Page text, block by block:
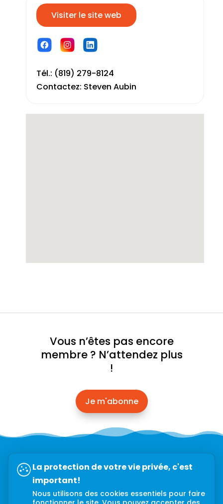
Visiter le site web
Tél.: (819) 279-8124
Contactez: Steven Aubin
Vous n’êtes pas encore
membre ? N’attendez plus
!
Je m'abonne
Abonnez-vous à l’infolettre →
La protection de votre vie privée, c'est
important!
Nous utilisons des cookies essentiels pour faire